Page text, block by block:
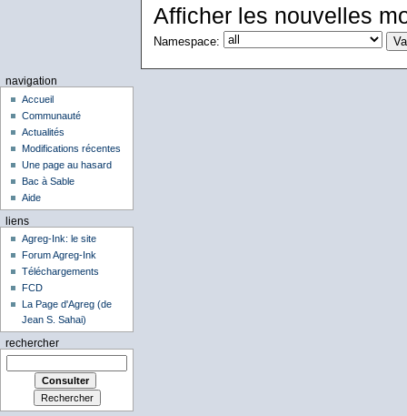
Afficher les nouvelles
Namespace:
navigation
Accueil
Communauté
Actualités
Modifications récentes
Une page au hasard
Bac à Sable
Aide
liens
Agreg-Ink: le site
Forum Agreg-Ink
Téléchargements
FCD
La Page d'Agreg (de
Jean S. Sahai)
rechercher